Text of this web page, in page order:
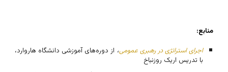
منابع:
اجرای استراتژی در رهبری عمومی، از دوره‌های آموزشی دانشگاه هاروارد،
با تدریس اریک روزنباخ